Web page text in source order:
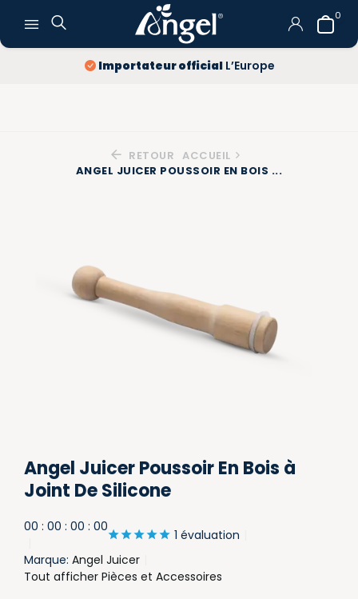
0
Importateur officialL’Europe
RETOUR ACCUEIL
ANGEL JUICER POUSSOIR EN BOIS ...
Angel Juicer Poussoir En Bois à
Joint De Silicone
00 : 00 : 00 : 00
1 évaluation
Marque: Angel Juicer
Tout afficher Pièces et Accessoires